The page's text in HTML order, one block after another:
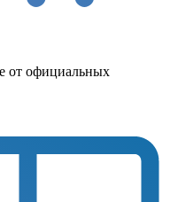
от официальных